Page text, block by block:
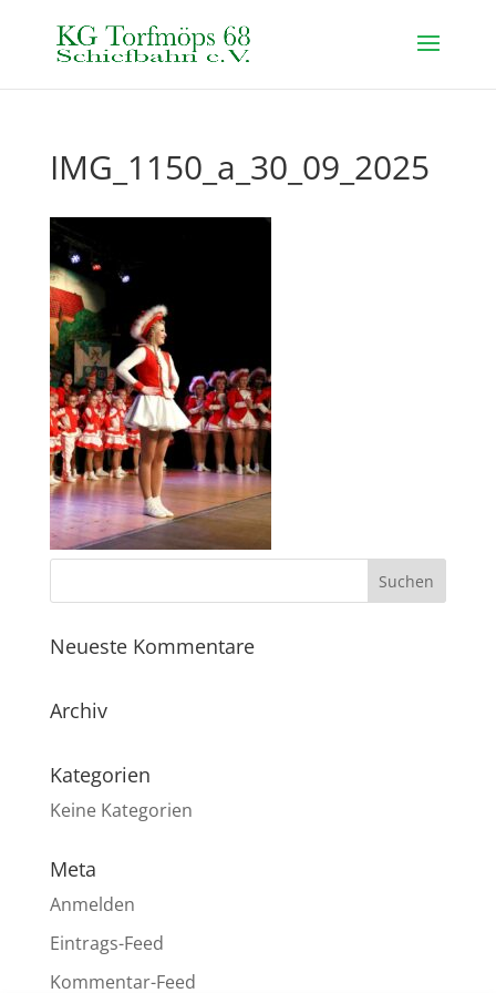
IMG_1150_a_30_09_2025
Neueste Kommentare
Archiv
Kategorien
Keine Kategorien
Meta
Anmelden
Eintrags-Feed
Kommentar-Feed